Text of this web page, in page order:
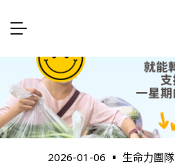
2026-01-06 生命力團隊